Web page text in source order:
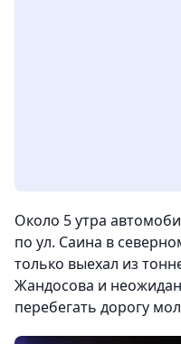
Около 5 утра
по ул. Саина в
только выехал из
Жандосова и
перебегать дорогу